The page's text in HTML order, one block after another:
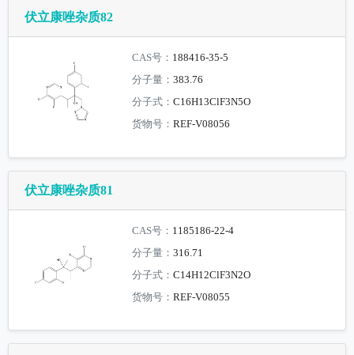
伏立康唑杂质82
CAS号： 188416-35-5
分子量：383.76
分子式：C16H13ClF3N5O
货物号：REF-V08056
伏立康唑杂质81
CAS号： 1185186-22-4
分子量：316.71
分子式：C14H12ClF3N2O
货物号：REF-V08055